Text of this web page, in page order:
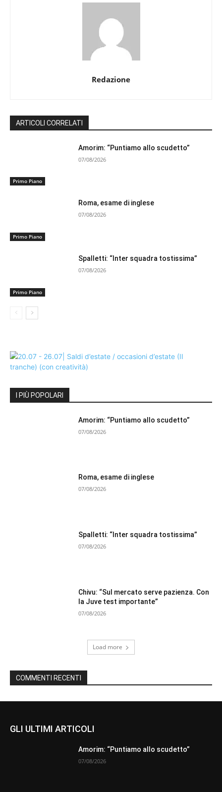
Redazione
ARTICOLI CORRELATI
Primo Piano
Amorim: “Puntiamo allo scudetto”
07/08/2026
Primo Piano
Roma, esame di inglese
07/08/2026
Primo Piano
Spalletti: “Inter squadra tostissima”
07/08/2026
I PIÙ POPOLARI
Amorim: “Puntiamo allo scudetto”
07/08/2026
Roma, esame di inglese
07/08/2026
Spalletti: “Inter squadra tostissima”
07/08/2026
Chivu: “Sul mercato serve pazienza. Con
la Juve test importante”
07/08/2026
Load more
COMMENTI RECENTI
GLI ULTIMI ARTICOLI
Amorim: “Puntiamo allo scudetto”
07/08/2026